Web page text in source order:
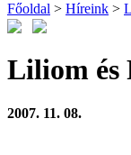
Főoldal > Híreink >
Liliom és
2007. 11. 08.